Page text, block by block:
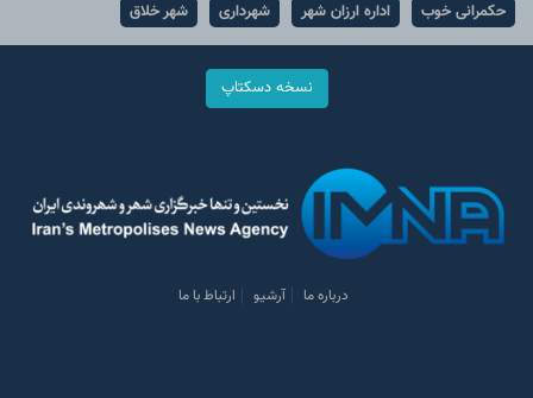
حکمرانی خوب
اداره ارزان شهر شهرداری شهر خلاق
نسخه دسکتاپ
درباره ما آرشیو ارتباط با ما